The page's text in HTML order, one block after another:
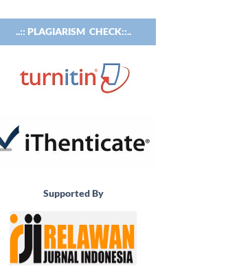
..:: PLAGIARISM CHECK::..
Supported By